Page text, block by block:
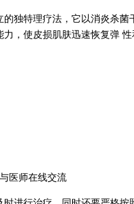
独特理疗法，它以消炎杀
，使皮损肌肤迅速恢复弹
医师在线交流